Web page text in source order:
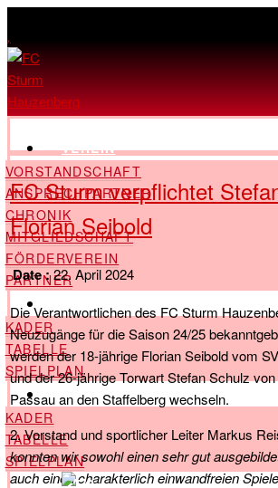
,
VEREIN
VORSTANDSCHAFT
ANSPRECHPARTNER
CHRONIK
MITGLIEDSCHAFT
FÖRDERVEREIN
PARTNER
LANDESLIGA
KADER
TABELLE
SPIELPLAN
KREISLIGA
KADER
TABELLE
SPIELPLAN
FC Sturm verpflichtet
Florian Seibold
Date :22. April 2024
Die Verantwortlichen des FC Sturm
Neuzugänge für die Saison 24/25
werden der 18-jährige Florian Seibold vom
und der 26-jährige Torwart Stefan Schulz
Passau an den Staffelberg wechseln.
2. Vorstand und sportlicher Leiter Markus
konnten wir sowohl einen sehr gut
auch einen charakterlich einwandfreien